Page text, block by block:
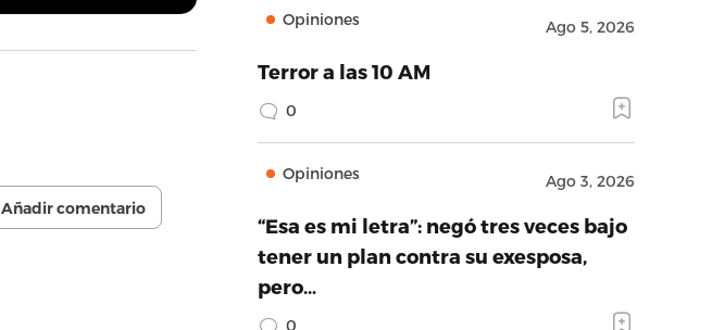
Añadir comentario
Opiniones Ago 5, 2026
Terror a las 10 AM
0
Opiniones Ago 3, 2026
“Esa es mi letra”: negó tres veces bajo
tener un plan contra su exesposa,
pero…
0